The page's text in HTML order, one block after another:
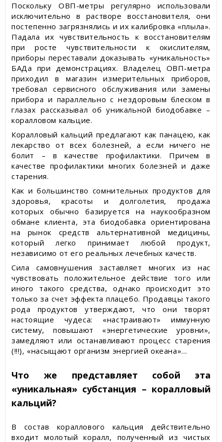
Поскольку ОВП-метры регулярно использовали
исключительно в растворе восстановителя, они
постепенно загрязнялись и их калибровка «плыла».
Падала их чувствительность к восстановителям
при росте чувствительности к окислителям,
приборы переставали доказывать «уникальность»
БАДа при демонстрациях. Владелец ОВП-метра
приходил в магазин измерительных приборов,
требовал сервисного обслуживания или замены
прибора и параллельно с нездоровым блеском в
глазах рассказывал об уникальной биодобавке –
коралловом кальцие.
Коралловый кальций предлагают как панацею, как
лекарство от всех болезней, а если ничего не
болит – в качестве профилактики. Причем в
качестве профилактики многих болезней и даже
старения.
Как и большинство сомнительных продуктов для
здоровья, красоты и долголетия, продажа
которых обычно базируется на наукообразном
обмане клиента, эта биодобавка ориентирована
на рынок средств альтернативной медицины,
который легко принимает любой продукт,
независимо от его реальных лечебных качеств.
Сила самовнушения заставляет многих из нас
чувствовать положительное действие того или
иного такого средства, однако происходит это
только за счет эффекта плацебо. Продавцы такого
рода продуктов утверждают, что они творят
настоящие чудеса: «настраивают» иммунную
систему, повышают «энергетические уровни»,
замедляют или останавливают процесс старения
(!!!), «насыщают организм энергией океана»…
Что же представляет собой эта
«уникальная» субстанция – коралловый
кальций?
В состав кораллового кальция действительно
входит молотый коралл, полученный из чистых